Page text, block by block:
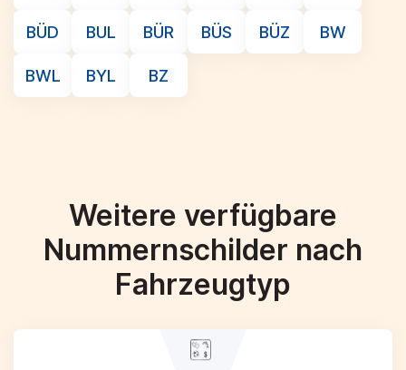
BÜD BUL BÜR BÜS BÜZ BW
BWL BYL BZ
Weitere verfügbare
Nummernschilder nach
Fahrzeugtyp